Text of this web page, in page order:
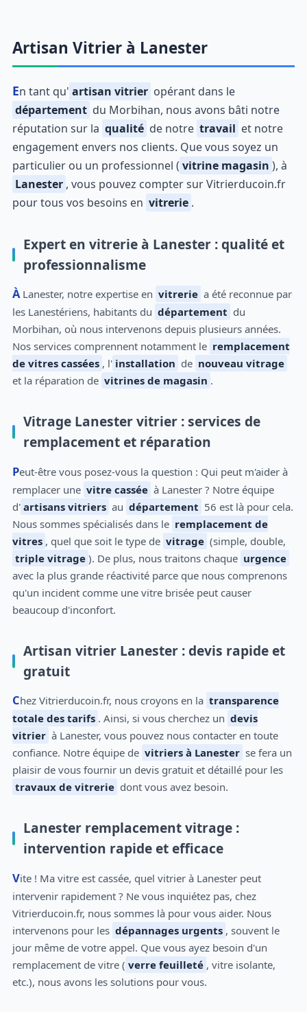
Artisan Vitrier à Lanester
En tant qu' artisan vitrier opérant dans le
département du Morbihan, nous avons bâti notre
réputation sur la qualité de notre travail et notre
engagement envers nos clients. Que vous soyez un
particulier ou un professionnel ( vitrine magasin ), à
Lanester , vous pouvez compter sur Vitrierducoin.fr
pour tous vos besoins en vitrerie .
Expert en vitrerie à Lanester : qualité et
professionnalisme
À Lanester, notre expertise en vitrerie a été reconnue par
les Lanestériens, habitants du département du
Morbihan, où nous intervenons depuis plusieurs années.
Nos services comprennent notamment le remplacement
de vitres cassées , l' installation de nouveau vitrage
et la réparation de vitrines de magasin .
Vitrage Lanester vitrier : services de
remplacement et réparation
Peut-être vous posez-vous la question : Qui peut m'aider à
remplacer une vitre cassée à Lanester ? Notre équipe
d' artisans vitriers au département 56 est là pour cela.
Nous sommes spécialisés dans le remplacement de
vitres , quel que soit le type de vitrage (simple, double,
triple vitrage ). De plus, nous traitons chaque urgence
avec la plus grande réactivité parce que nous comprenons
qu'un incident comme une vitre brisée peut causer
beaucoup d'inconfort.
Artisan vitrier Lanester : devis rapide et
gratuit
Chez Vitrierducoin.fr, nous croyons en la transparence
totale des tarifs . Ainsi, si vous cherchez un devis
vitrier à Lanester, vous pouvez nous contacter en toute
confiance. Notre équipe de vitriers à Lanester se fera un
plaisir de vous fournir un devis gratuit et détaillé pour les
travaux de vitrerie dont vous avez besoin.
Lanester remplacement vitrage :
intervention rapide et efficace
Vite ! Ma vitre est cassée, quel vitrier à Lanester peut
intervenir rapidement ? Ne vous inquiétez pas, chez
Vitrierducoin.fr, nous sommes là pour vous aider. Nous
intervenons pour les dépannages urgents , souvent le
jour même de votre appel. Que vous ayez besoin d'un
remplacement de vitre ( verre feuilleté , vitre isolante,
etc.), nous avons les solutions pour vous.